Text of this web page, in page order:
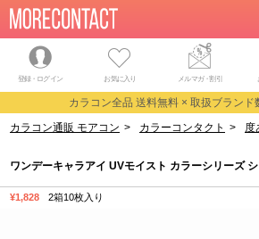
登録・ログイン お気に入り メルマガ・割引
カラコン全品 送料無料 × 取扱ブランド
カラコン通販 モアコン > カラーコンタクト > 度
ワンデーキャラアイ UVモイスト カラーシリーズ
¥1,828 2箱10枚入り